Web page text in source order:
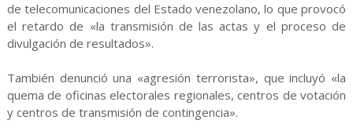
de telecomunicaciones del Estado venezolano, lo que provocó
el retardo de «la transmisión de las actas y el proceso de
divulgación de resultados».
También denunció una «agresión terrorista», que incluyó «la
quema de oficinas electorales regionales, centros de votación
y centros de transmisión de contingencia».